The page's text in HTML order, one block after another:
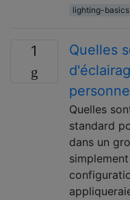
lighting-basics
1
Quelles
Quelles
standard
dans un